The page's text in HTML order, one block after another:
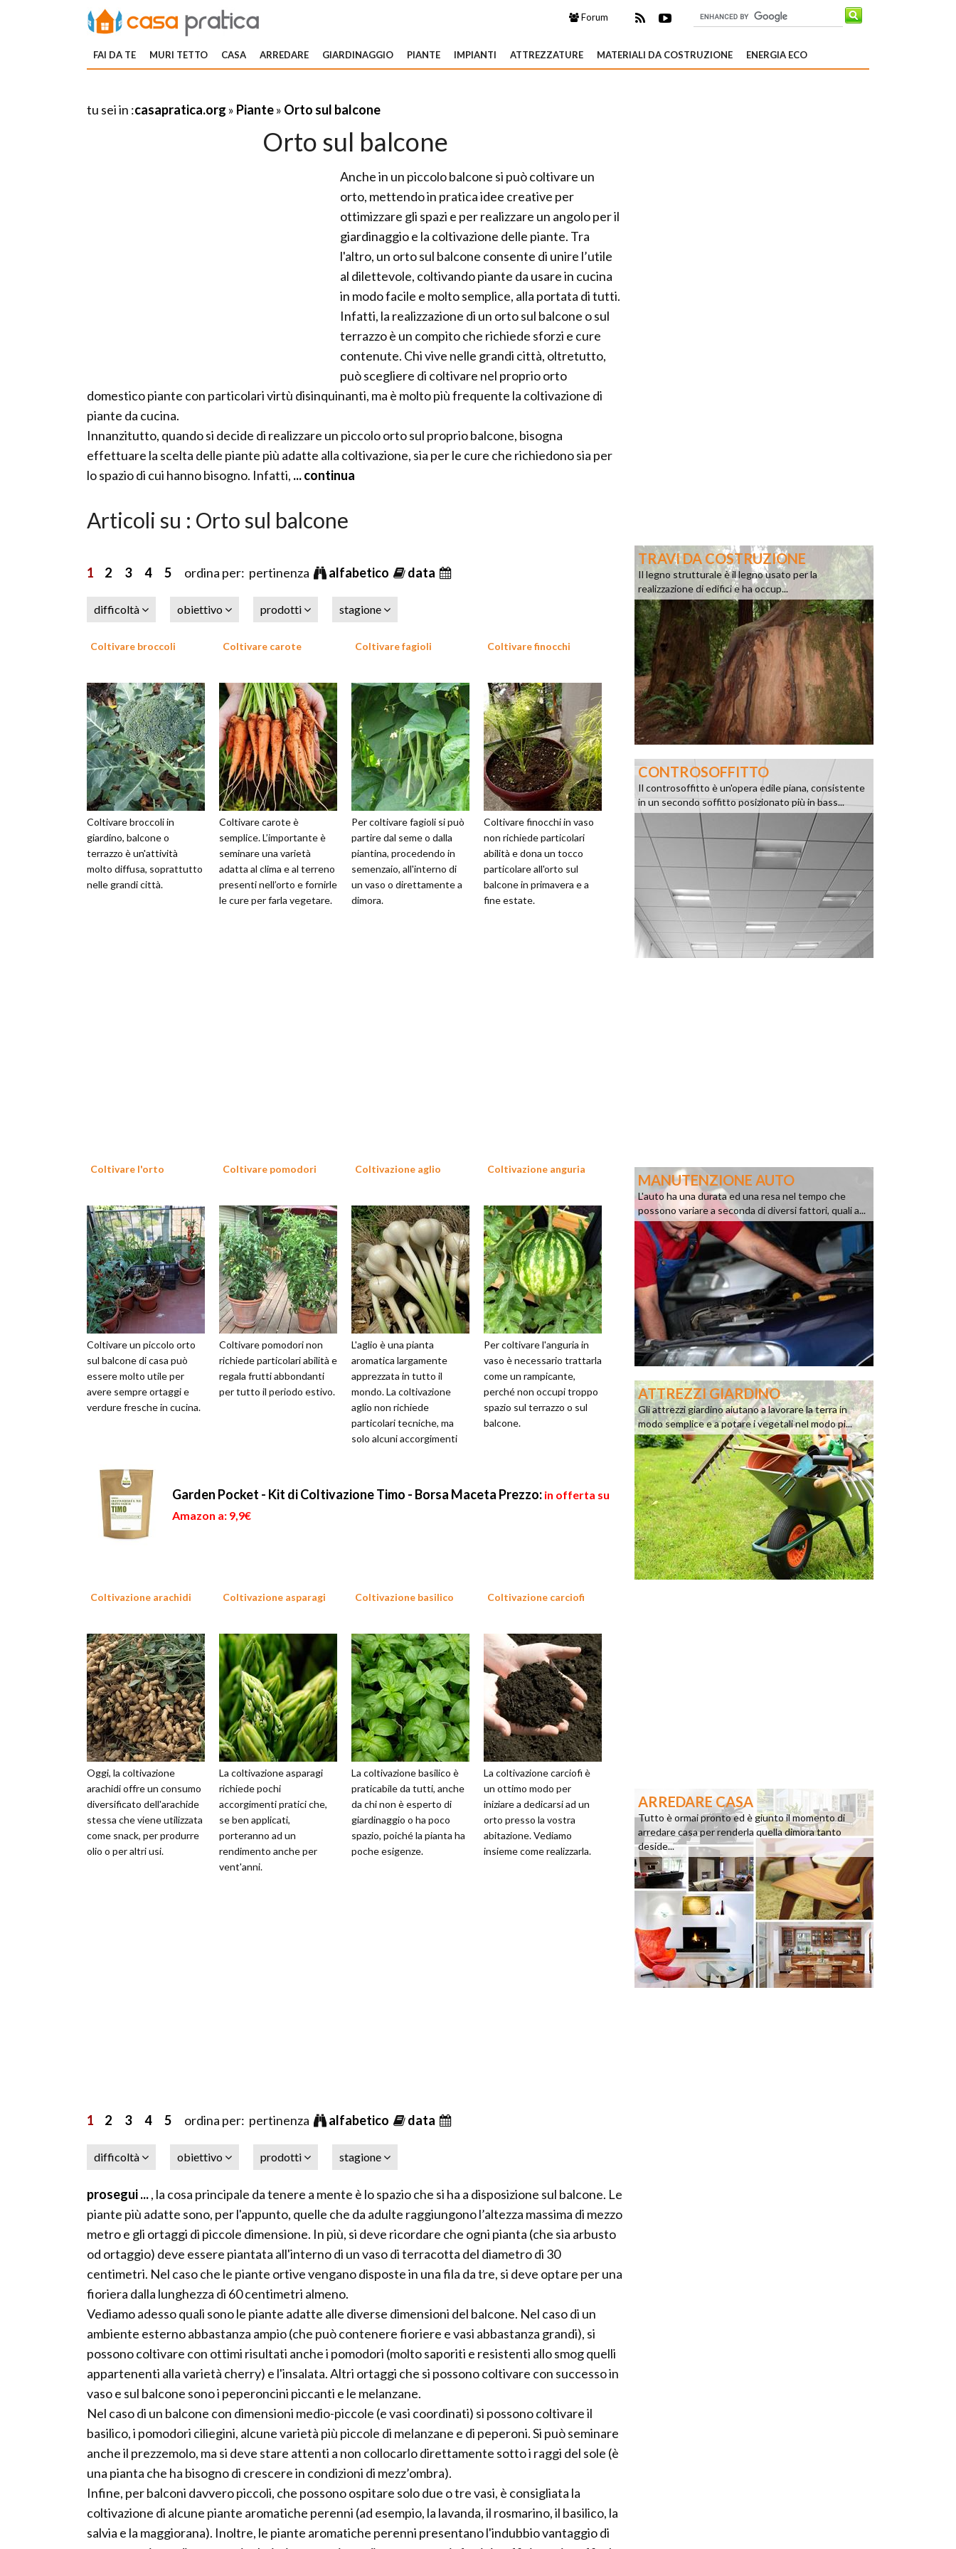
Forum
FAI DA TE MURI TETTO CASA ARREDARE GIARDINAGGIO PIANTE IMPIANTI ATTREZZATURE MATERIALI DA COSTRUZIONE ENERGIA ECO
tu sei in :casapratica.org » Piante» Orto sul balcone
Orto sul balcone
Anche in un piccolo balcone si può coltivare un
orto, mettendo in pratica idee creative per
ottimizzare gli spazi e per realizzare un angolo per il
giardinaggio e la coltivazione delle piante. Tra
l'altro, un orto sul balcone consente di unire l’utile
al dilettevole, coltivando piante da usare in cucina
in modo facile e molto semplice, alla portata di tutti.
Infatti, la realizzazione di un orto sul balcone o sul
terrazzo è un compito che richiede sforzi e cure
contenute. Chi vive nelle grandi città, oltretutto,
può scegliere di coltivare nel proprio orto
domestico piante con particolari virtù disinquinanti, ma è molto più frequente la coltivazione di
piante da cucina.
Innanzitutto, quando si decide di realizzare un piccolo orto sul proprio balcone, bisogna
effettuare la scelta delle piante più adatte alla coltivazione, sia per le cure che richiedono sia per
lo spazio di cui hanno bisogno. Infatti, ... continua
Articoli su : Orto sul balcone
1 2 3 4 5 ordina per: pertinenza alfabetico data
difficoltà obiettivo prodotti stagione
Coltivare broccoli
Coltivare broccoli in
giardino, balcone o
terrazzo è un'attività
molto diffusa, soprattutto
nelle grandi città.
Coltivare carote
Coltivare carote è
semplice. L’importante è
seminare una varietà
adatta al clima e al terreno
presenti nell’orto e fornirle
le cure per farla vegetare.
Coltivare fagioli
Per coltivare fagioli si può
partire dal seme o dalla
piantina, procedendo in
semenzaio, all'interno di
un vaso o direttamente a
dimora.
Coltivare finocchi
Coltivare finocchi in vaso
non richiede particolari
abilità e dona un tocco
particolare all'orto sul
balcone in primavera e a
fine estate.
Coltivare l'orto
Coltivare un piccolo orto
sul balcone di casa può
essere molto utile per
avere sempre ortaggi e
verdure fresche in cucina.
Coltivare pomodori
Coltivare pomodori non
richiede particolari abilità e
regala frutti abbondanti
per tutto il periodo estivo.
Coltivazione aglio
L'aglio è una pianta
aromatica largamente
apprezzata in tutto il
mondo. La coltivazione
aglio non richiede
particolari tecniche, ma
solo alcuni accorgimenti
Coltivazione anguria
Per coltivare l'anguria in
vaso è necessario trattarla
come un rampicante,
perché non occupi troppo
spazio sul terrazzo o sul
balcone.
Garden Pocket - Kit di Coltivazione Timo - Borsa Maceta Prezzo: in offerta su
Amazon a: 9,9€
Coltivazione arachidi
Oggi, la coltivazione
arachidi offre un consumo
diversificato dell'arachide
stessa che viene utilizzata
come snack, per produrre
olio o per altri usi.
Coltivazione asparagi
La coltivazione asparagi
richiede pochi
accorgimenti pratici che,
se ben applicati,
porteranno ad un
rendimento anche per
vent'anni.
Coltivazione basilico
La coltivazione basilico è
praticabile da tutti, anche
da chi non è esperto di
giardinaggio o ha poco
spazio, poiché la pianta ha
poche esigenze.
Coltivazione carciofi
La coltivazione carciofi è
un ottimo modo per
iniziare a dedicarsi ad un
orto presso la vostra
abitazione. Vediamo
insieme come realizzarla.
1 2 3 4 5 ordina per: pertinenza alfabetico data
difficoltà obiettivo prodotti stagione
prosegui ..., la cosa principale da tenere a mente è lo spazio che si ha a disposizione sul balcone. Le
piante più adatte sono, per l'appunto, quelle che da adulte raggiungono l’altezza massima di mezzo
metro e gli ortaggi di piccole dimensione. In più, si deve ricordare che ogni pianta (che sia arbusto
od ortaggio) deve essere piantata all'interno di un vaso di terracotta del diametro di 30
centimetri. Nel caso che le piante ortive vengano disposte in una fila da tre, si deve optare per una
fioriera dalla lunghezza di 60 centimetri almeno.
Vediamo adesso quali sono le piante adatte alle diverse dimensioni del balcone. Nel caso di un
ambiente esterno abbastanza ampio (che può contenere fioriere e vasi abbastanza grandi), si
possono coltivare con ottimi risultati anche i pomodori (molto saporiti e resistenti allo smog quelli
appartenenti alla varietà cherry) e l'insalata. Altri ortaggi che si possono coltivare con successo in
vaso e sul balcone sono i peperoncini piccanti e le melanzane.
Nel caso di un balcone con dimensioni medio-piccole (e vasi coordinati) si possono coltivare il
basilico, i pomodori ciliegini, alcune varietà più piccole di melanzane e di peperoni. Si può seminare
anche il prezzemolo, ma si deve stare attenti a non collocarlo direttamente sotto i raggi del sole (è
una pianta che ha bisogno di crescere in condizioni di mezz’ombra).
Infine, per balconi davvero piccoli, che possono ospitare solo due o tre vasi, è consigliata la
coltivazione di alcune piante aromatiche perenni (ad esempio, la lavanda, il rosmarino, il basilico, la
salvia e la maggiorana). Inoltre, le piante aromatiche perenni presentano l'indubbio vantaggio di
TRAVI DA COSTRUZIONE
Il legno strutturale è il legno usato per la
realizzazione di edifici e ha occup...
CONTROSOFFITTO
Il controsoffitto è un'opera edile piana, consistente
in un secondo soffitto posizionato più in bass...
MANUTENZIONE AUTO
L'auto ha una durata ed una resa nel tempo che
possono variare a seconda di diversi fattori, quali a...
ATTREZZI GIARDINO
Gli attrezzi giardino aiutano a lavorare la terra in
modo semplice e a potare i vegetali nel modo pi...
ARREDARE CASA
Tutto è ormai pronto ed è giunto il momento di
arredare casa per renderla quella dimora tanto
deside...